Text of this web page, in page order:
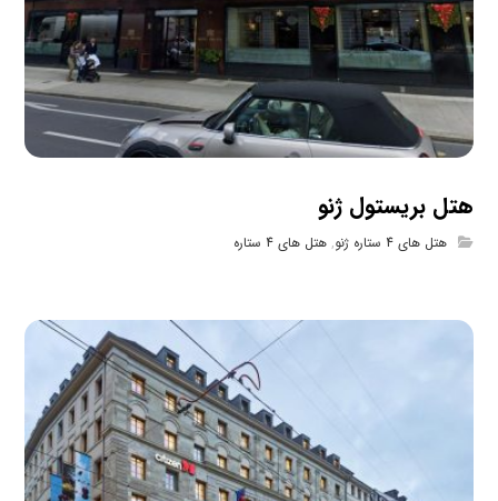
هتل بریستول ژنو
هتل های 4 ستاره ژنو ,هتل های 4 ستاره